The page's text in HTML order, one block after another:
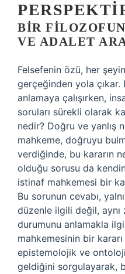
BIR
VE ADALET
Felsefenin özü, her
gerçeğinden yola
anlamaya çalışırken,
soruları sürekli olarak
nedir? Doğru ve yanlış
mahkeme, doğruyu
verdiğinde, bu kararın
olduğu sorusu da
istinaf mahkemesi bir
Bu sorunun cevabı,
düzenle ilgili değil, aynı
durumunu anlamakla
mahkemesinin bir kararı
epistemolojik ve
geldiğini sorgulayarak,